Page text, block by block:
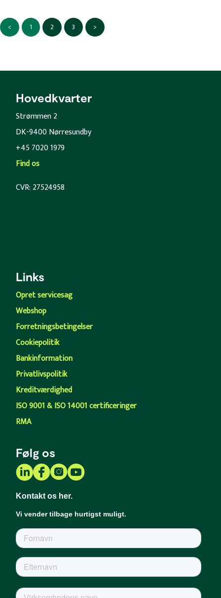
< 1 2 3 >
Hovedkvarter
Strømmen 2
DK-9400 Nørresundby
+45 7020 1979
Find os
CVR: 27524958
Links
Opret servicesag
Webshop
Forretningsbetingelser
Cookiepolitik
Bankinformation
Privatlivspolitik
Kreditværdighed
ISO 9001 & ISO 14001 certificeringer
RMA
Følg os